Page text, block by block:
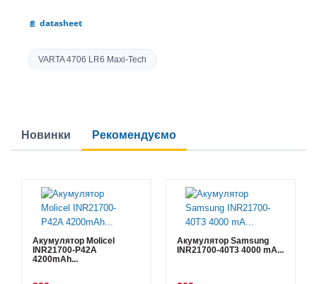
datasheet
VARTA 4706 LR6 Maxi-Tech
Новинки Рекомендуємо
Акумулятор Molicel
INR21700-P42A
4200mAh...
Акумулятор Samsung
INR21700-40T3 4000 mA...